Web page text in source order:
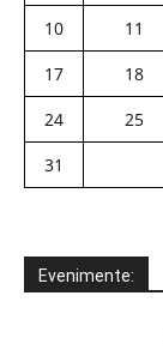
10
11
17
18
24
25
31
Evenimente: